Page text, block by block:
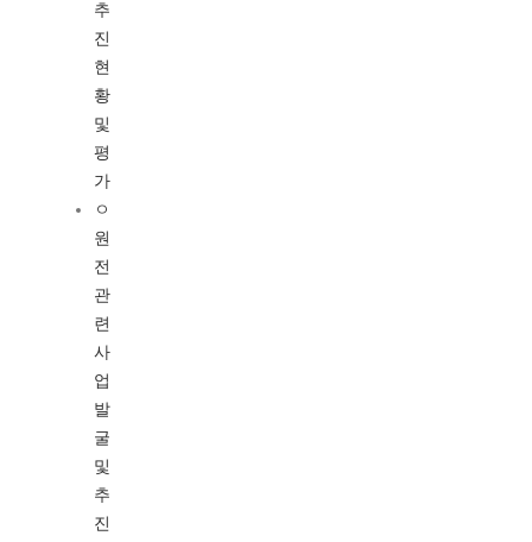
추
진
현
황
및
평
가
ㅇ
원
전
관
련
사
업
발
굴
및
추
진